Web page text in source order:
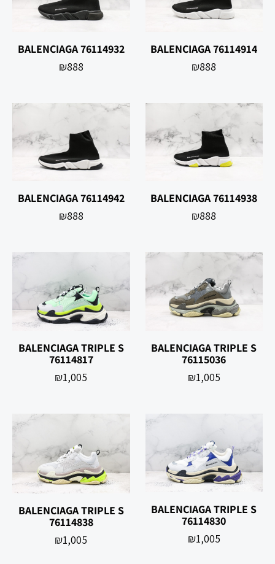
BALENCIAGA 76114914
₪888
BALENCIAGA 76114932
₪888
BALENCIAGA 76114938
₪888
BALENCIAGA 76114942
₪888
BALENCIAGA TRIPLE S
76115036
₪1,005
BALENCIAGA TRIPLE S
76114817
₪1,005
BALENCIAGA TRIPLE S
76114830
₪1,005
BALENCIAGA TRIPLE S
76114838
₪1,005